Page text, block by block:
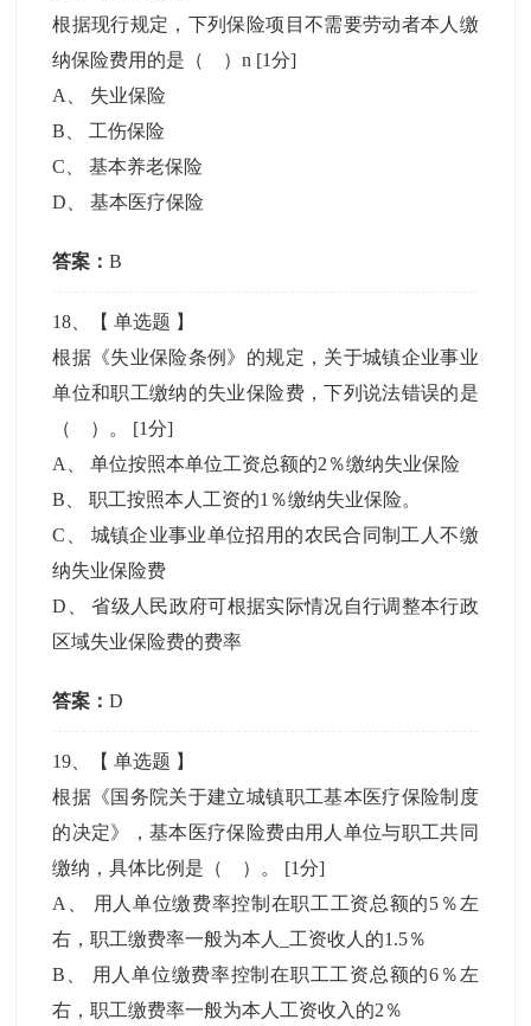
根据现行规定，下列保险项目不需要劳动者本人缴
纳保险费用的是（ ）n [1分]
A
失业保险
B
工伤保险
C 、基本养老保险
D 、基本医疗保险
答案：B
18 、【单选题 】
根据《失业保险条例》的规定，关于城镇企业事业
单位和职工缴纳的失业保险费，下列说法错误的是
（ ）。 [1分]
A
、单位按照本单位工资总额的2％缴纳失业保险
B 、职工按照本人工资的1％缴纳失业保险。
C
城镇企业事业单位招用的农民合同制工人不缴
纳失业保险费
D 、省级人民政府可根据实际情况自行调整本行政
区域失业保险费的费率
答案：D
19 、【单选题 】
根据《国务院关于建立城镇职工基本医疗保险制度
的决定》，基本医疗保险费由用人单位与职工共同
缴纳，具体比例是（ ）。 [1分]
A
用人单位缴费率控制在职工工资总额的5％左
右，职工缴费率一般为本人_工资收人的1.5％
B
用人单位缴费率控制在职工工资总额的6％左
右，职工缴费率一般为本人工资收入的2％